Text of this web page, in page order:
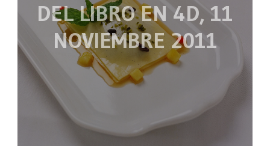
DEL LIBRO EN 4D, 11
NOVIEMBRE 2011